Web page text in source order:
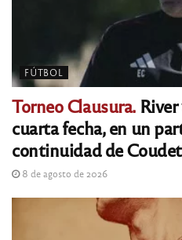
FÚTBOL
Torneo Clausura.River
cuarta fecha, en un
continuidad de Coudet
8 de agosto de 2026